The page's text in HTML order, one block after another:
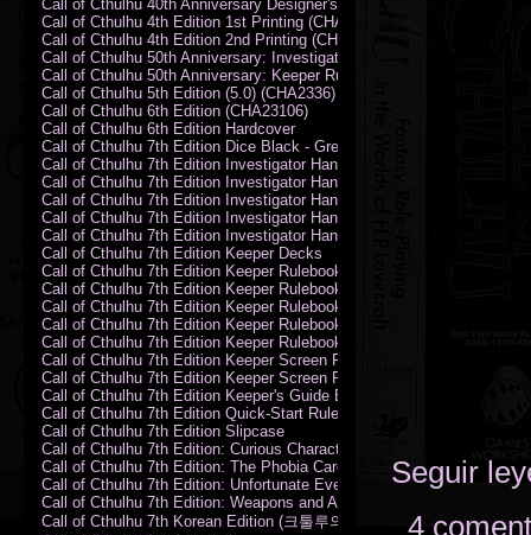
Seguir
4
Call of Cthulhu 40th Anniversary Designer's Edition 2009-DX
Call of Cthulhu 4th Edition 1st Printing (CHA2324)
Call of Cthulhu 4th Edition 2nd Printing (CHA2324)
Call of Cthulhu 50th Anniversary: Investigator Handbook (PDF)
Call of Cthulhu 50th Anniversary: Keeper Rulebook (PDF)
Call of Cthulhu 5th Edition (5.0) (CHA2336)
Call of Cthulhu 6th Edition (CHA23106)
Call of Cthulhu 6th Edition Hardcover
Call of Cthulhu 7th Edition Dice Black - Green
Call of Cthulhu 7th Edition Investigator Handbook (PDF)
Call of Cthulhu 7th Edition Investigator Handbook Backer Proof (PDF)
Call of Cthulhu 7th Edition Investigator Handbook Hardcover
Call of Cthulhu 7th Edition Investigator Handbook Leatherette
Call of Cthulhu 7th Edition Investigator Handbook Softcover
Call of Cthulhu 7th Edition Keeper Decks
Call of Cthulhu 7th Edition Keeper Rulebook (PDF)
Call of Cthulhu 7th Edition Keeper Rulebook Backer Proof (PDF)
Call of Cthulhu 7th Edition Keeper Rulebook Hardcover
Call of Cthulhu 7th Edition Keeper Rulebook Leatherette
Call of Cthulhu 7th Edition Keeper Rulebook Softcover
Call of Cthulhu 7th Edition Keeper Screen Pack
Call of Cthulhu 7th Edition Keeper Screen Pack (PDF)
Call of Cthulhu 7th Edition Keeper's Guide El Artesano del Rey Edition
Call of Cthulhu 7th Edition Quick-Start Rules (PDF)
Call of Cthulhu 7th Edition Slipcase
Call of Cthulhu 7th Edition: Curious Characters Card Deck
Call of Cthulhu 7th Edition: The Phobia Card Deck
Call of Cthulhu 7th Edition: Unfortunate Events Card Deck
Call of Cthulhu 7th Edition: Weapons and Artifacts Card Deck
Call of Cthulhu 7th Korean Edition (크툴루의 부름: 수호자 룰북)